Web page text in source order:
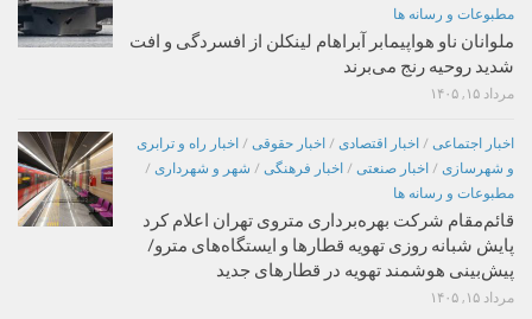
مطبوعات و رسانه ها
ملوانان ناو هواپیمابر آبراهام لینکلن از افسردگی و افت
شدید روحیه رنج می‌برند
مرداد ۱۵, ۱۴۰۵
اخبار اجتماعی / اخبار اقتصادی / اخبار حقوقی / اخبار راه و ترابری
و شهرسازی / اخبار صنعتی / اخبار فرهنگی / شهر و شهرداری /
مطبوعات و رسانه ها
قائم‌مقام شرکت بهره‌برداری متروی تهران اعلام کرد
پایش شبانه روزی تهویه قطارها و ایستگاه‌های مترو/
پیش‌بینی هوشمند تهویه در قطارهای جدید
مرداد ۱۵, ۱۴۰۵